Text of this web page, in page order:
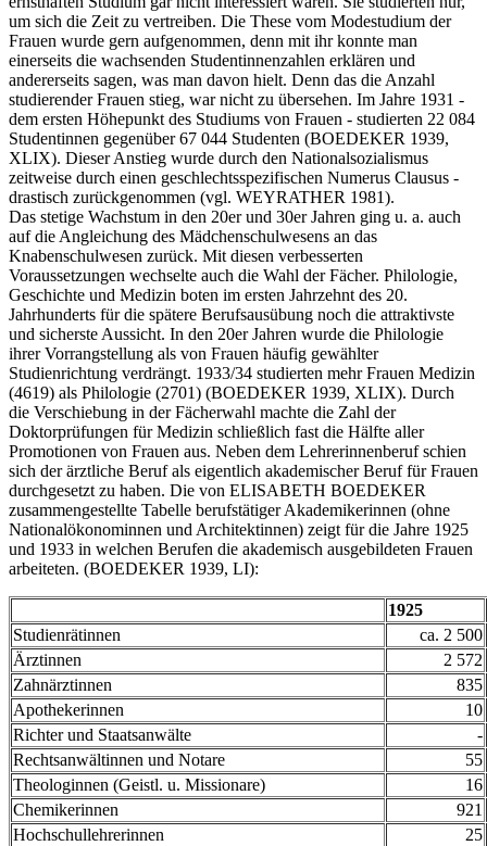
um sich die Zeit zu vertreiben. Die These vom Modestudium der
Frauen wurde gern aufgenommen, denn mit ihr konnte man
einerseits die wachsenden Studentinnenzahlen erklären und
andererseits sagen, was man davon hielt. Denn das die Anzahl
studierender Frauen stieg, war nicht zu übersehen. Im Jahre 1931 -
dem ersten Höhepunkt des Studiums von Frauen - studierten 22 084
Studentinnen gegenüber 67 044 Studenten (BOEDEKER 1939,
XLIX). Dieser Anstieg wurde durch den Nationalsozialismus
zeitweise durch einen geschlechtsspezifischen Numerus Clausus -
drastisch zurückgenommen (vgl. WEYRATHER 1981).
Das stetige Wachstum in den 20er und 30er Jahren ging u. a. auch
auf die Angleichung des Mädchenschulwesens an das
Knabenschulwesen zurück. Mit diesen verbesserten
Voraussetzungen wechselte auch die Wahl der Fächer. Philologie,
Geschichte und Medizin boten im ersten Jahrzehnt des 20.
Jahrhunderts für die spätere Berufsausübung noch die attraktivste
und sicherste Aussicht. In den 20er Jahren wurde die Philologie
ihrer Vorrangstellung als von Frauen häufig gewählter
Studienrichtung verdrängt. 1933/34 studierten mehr Frauen Medizin
(4619) als Philologie (2701) (BOEDEKER 1939, XLIX). Durch
die Verschiebung in der Fächerwahl machte die Zahl der
Doktorprüfungen für Medizin schließlich fast die Hälfte aller
Promotionen von Frauen aus. Neben dem Lehrerinnenberuf schien
sich der ärztliche Beruf als eigentlich akademischer Beruf für Frauen
durchgesetzt zu haben. Die von ELISABETH BOEDEKER
zusammengestellte Tabelle berufstätiger Akademikerinnen (ohne
Nationalökonominnen und Architektinnen) zeigt für die Jahre 1925
und 1933 in welchen Berufen die akademisch ausgebildeten Frauen
arbeiteten. (BOEDEKER 1939, LI):
1925
Studienrätinnen
ca. 2 500
Ärztinnen
2 572
Zahnärztinnen
835
Apothekerinnen
10
Richter und Staatsanwälte
-
Rechtsanwältinnen und Notare
55
Theologinnen (Geistl. u. Missionare)
16
Chemikerinnen
921
Hochschullehrerinnen
25